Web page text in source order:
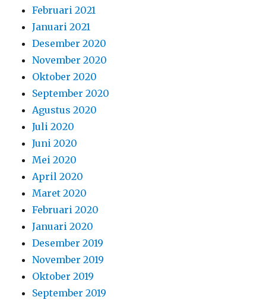
Februari 2021
Januari 2021
Desember 2020
November 2020
Oktober 2020
September 2020
Agustus 2020
Juli 2020
Juni 2020
Mei 2020
April 2020
Maret 2020
Februari 2020
Januari 2020
Desember 2019
November 2019
Oktober 2019
September 2019